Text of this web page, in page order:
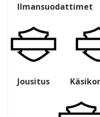
Ilmansuodattimet
Jousitus